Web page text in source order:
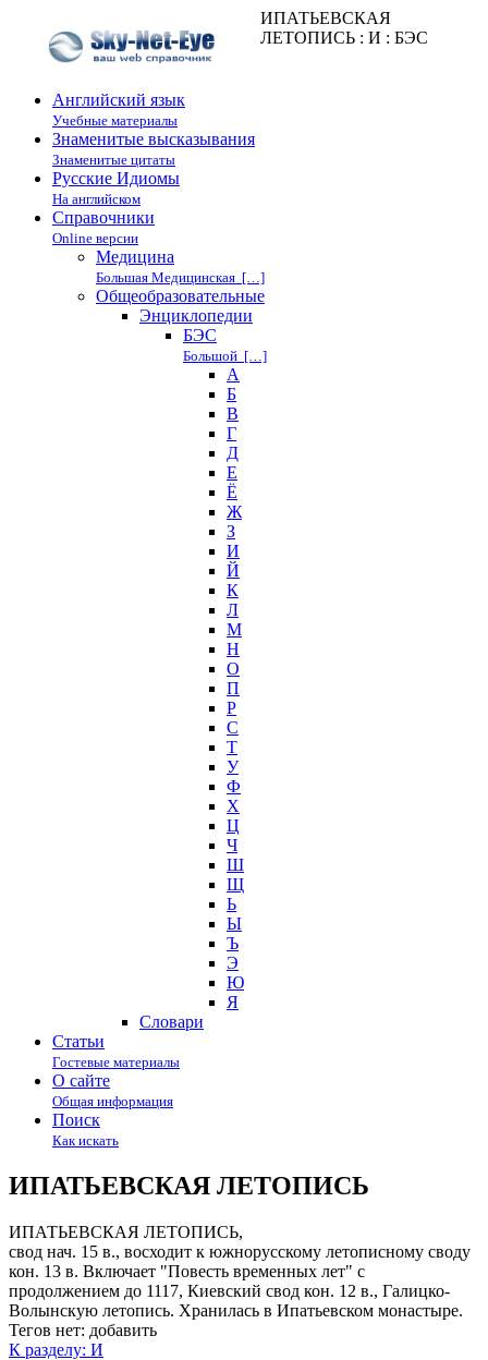
ИПАТЬЕВСКАЯ
ЛЕТОПИСЬ : И : БЭС
Английский язык
Учебные материалы
Знаменитые высказывания
Знаменитые цитаты
Русские Идиомы
На английском
Справочники
Online версии
Медицина
Большая Медицинская […]
Общеобразовательные
Энциклопедии
БЭС
Большой […]
А
Б
В
Г
Д
Е
Ё
Ж
З
И
Й
К
Л
М
Н
О
П
Р
С
Т
У
Ф
Х
Ц
Ч
Ш
Щ
Ь
Ы
Ъ
Э
Ю
Я
Cловари
Статьи
Гостевые материалы
О сайте
Общая информация
Поиск
Как искать
ИПАТЬЕВСКАЯ ЛЕТОПИСЬ
ИПАТЬЕВСКАЯ ЛЕТОПИСЬ,
свод нач. 15 в., восходит к южнорусскому летописному своду
кон. 13 в. Включает "Повесть временных лет" с
продолжением до 1117, Киевский свод кон. 12 в., Галицко-
Волынскую летопись. Хранилась в Ипатьевском монастыре.
Тегов нет: добавить
К разделу: И